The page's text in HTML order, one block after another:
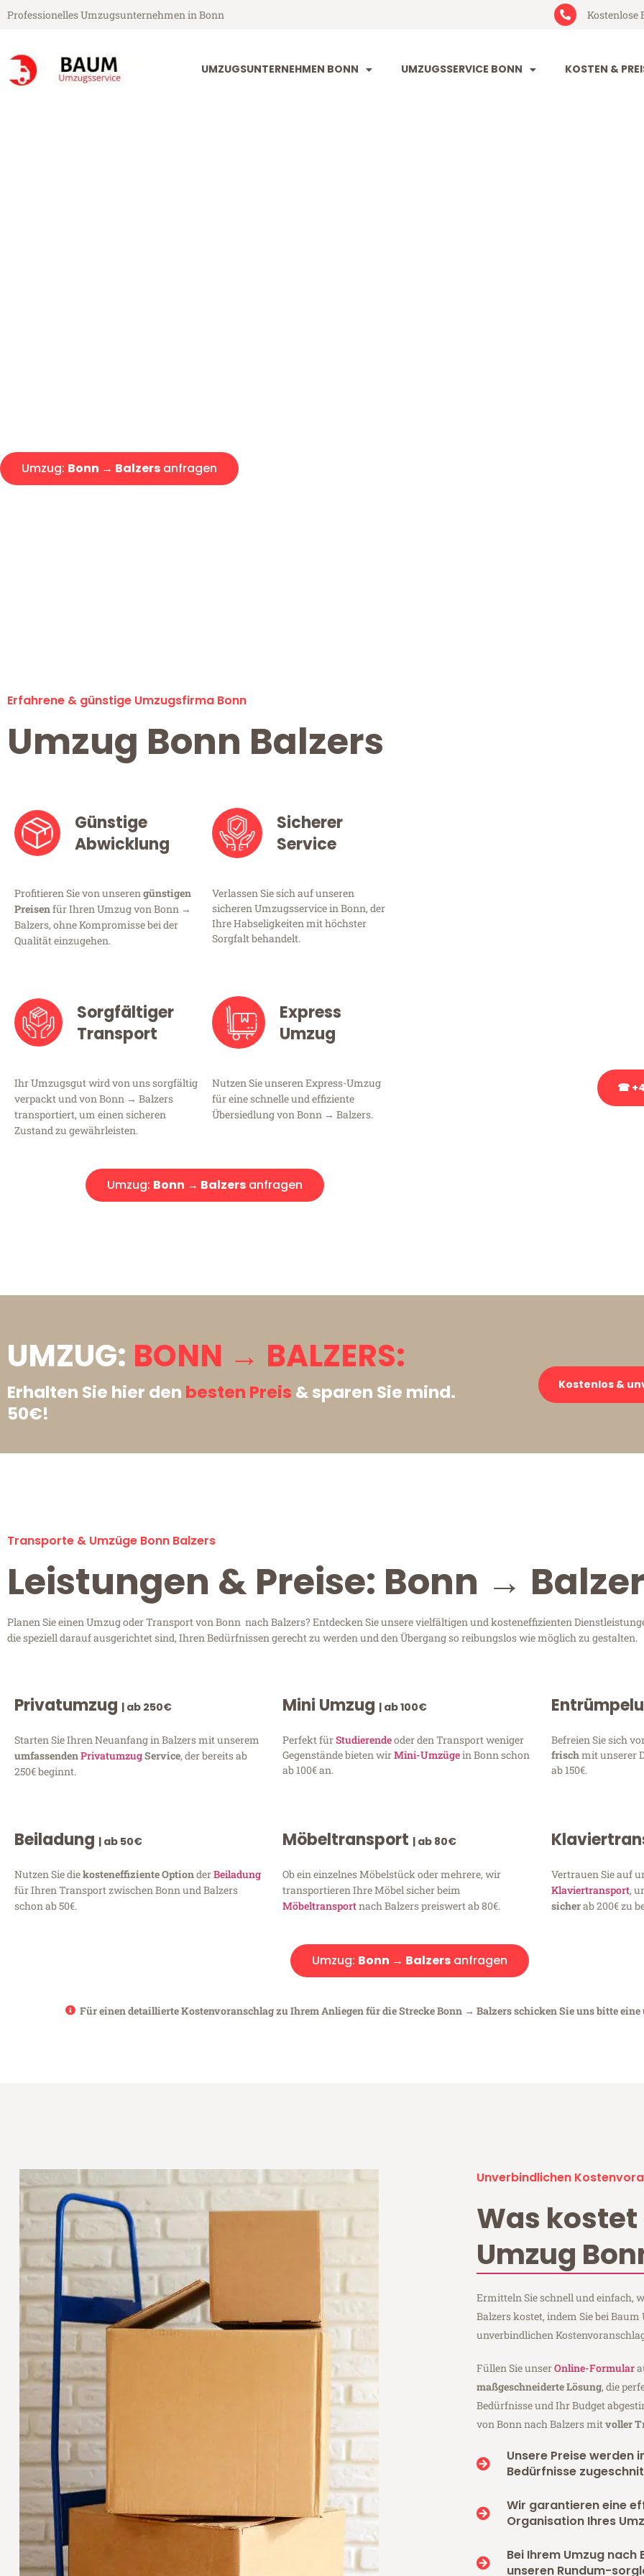
Professionelles Umzugsunternehmen in Bonn Kostenlose
UMZUGSUNTERNEHMEN BONN UMZUGSSERVICE BONN KOSTEN &
Umzug: Bonn → Balzers anfragen
Erfahrene & günstige Umzugsfirma Bonn
Umzug Bonn Balzers
Günstige
Abwicklung
Profitieren Sie von unserengünstigen
Preisenfür Ihren Umzug von Bonn →
Balzers, ohne Kompromisse bei der
Qualität einzugehen.
Sicherer
Service
Verlassen Sie sich auf unseren
sicheren Umzugsservice in Bonn, der
Ihre Habseligkeiten mit höchster
Sorgfalt behandelt.
Sorgfältiger
Transport
Ihr Umzugsgut wird von uns sorgfältig
verpackt und von Bonn → Balzers
transportiert, um einen sicheren
Zustand zu gewährleisten.
Express
Umzug
Nutzen Sie unseren Express-Umzug
für eine schnelle und effiziente
Übersiedlung von Bonn → Balzers.
Umzug: Bonn → Balzers anfragen
☎
UMZUG: BONN → BALZERS:
Erhalten Sie hier den besten Preis & sparen Sie mind.
50€!
Kostenlos &
Transporte & Umzüge Bonn Balzers
Leistungen & Preise: Bonn →
Planen Sie einen Umzug oder Transport von Bonn nach Balzers? Entdecken Sie unsere vielfältigen und kosteneffizienten
die speziell darauf ausgerichtet sind, Ihren Bedürfnissen gerecht zu werden und den Übergang so reibungslos wie möglich zu gestalten.
Privatumzug | ab 250€
Starten Sie Ihren Neuanfang in Balzers mit unserem
umfassendenPrivatumzugService, der bereits ab
250€ beginnt.
Mini Umzug | ab 100€
Perfekt fürStudierendeoder den Transport weniger
Gegenstände bieten wirMini-Umzügein Bonn schon
ab 100€ an.
Befreien Sie sich
frischmit unserer
ab 150€.
Beiladung | ab 50€
Nutzen Sie diekosteneffiziente OptionderBeiladung
für Ihren Transport zwischen Bonn und Balzers
schon ab 50€.
Möbeltransport | ab 80€
Ob ein einzelnes Möbelstück oder mehrere, wir
transportieren Ihre Möbel sicher beim
Möbeltransportnach Balzers preiswert ab 80€.
Vertrauen Sie auf
Klaviertransport,
sicherab 200€ zu
Umzug: Bonn → Balzers anfragen
Für einen detaillierte Kostenvoranschlag zu Ihrem Anliegen für die Strecke Bonn → Balzers schicken Sie uns bitte eine
Unverbindlichen
Was kostet
Umzug
Ermitteln Sie schnell und einfach,
Balzers kostet, indem Sie bei
unverbindlichen
Füllen Sie unserOnline-Formular
maßgeschneiderte Lösung, die
Bedürfnisse und Ihr Budget
von Bonn nach Balzers mitvoller
Unsere Preise werden
Bedürfnisse
Wir garantieren eine
Organisation Ihres
Bei Ihrem Umzug nach
unseren Rundum-